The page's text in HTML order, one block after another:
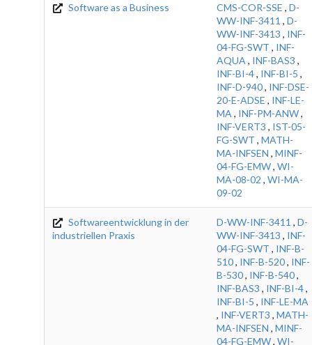
Software as a Business CMS-COR-SSE , D-
WW-INF-3411 , D-
WW-INF-3413 , INF-
04-FG-SWT , INF-
AQUA , INF-BAS3 ,
INF-BI-4, INF-BI-5 ,
INF-D-940, INF-DSE-
20-E-ADSE , INF-LE-
MA , INF-PM-ANW,
INF-VERT3 , IST-05-
FG-SWT , MATH-
MA-INFSEN , MINF-
04-FG-EMW, WI-
MA-08-02 , WI-MA-
09-02
Softwareentwicklung in der
industriellen Praxis
D-WW-INF-3411 , D-
WW-INF-3413 , INF-
04-FG-SWT , INF-B-
510, INF-B-520, INF-
B-530, INF-B-540,
INF-BAS3 , INF-BI-4,
INF-BI-5 , INF-LE-MA
, INF-VERT3 , MATH-
MA-INFSEN , MINF-
04-FG-EMW, WI-